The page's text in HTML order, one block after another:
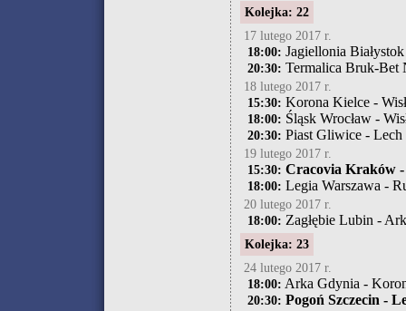
Kolejka: 22
17 lutego 2017 r.
18:00: Jagiellonia
20:30: Termalica Bruk-Bet
18 lutego 2017 r.
15:30: Korona Kielce -
18:00: Śląsk Wrocław -
20:30: Piast Gliwice - Lech
19 lutego 2017 r.
15:30: Cracovia Kraków -
18:00: Legia Warszawa -
20 lutego 2017 r.
18:00: Zagłębie Lubin -
Kolejka: 23
24 lutego 2017 r.
18:00: Arka Gdynia -
20:30: Pogoń Szczecin -